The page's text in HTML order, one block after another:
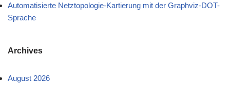
Automatisierte Netztopologie-Kartierung mit der Graphviz-DOT-
Sprache
Archives
August 2026